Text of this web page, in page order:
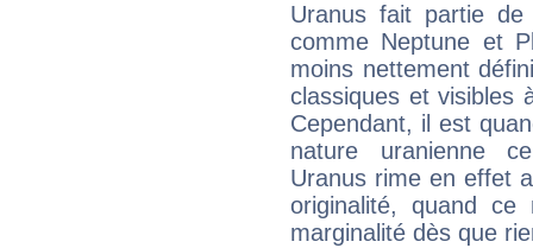
Uranus fait partie
comme Neptune et
moins nettement
classiques et visibles
Cependant, il est
nature uranienne
Uranus rime en effet
originalité, quand ce
marginalité dès que